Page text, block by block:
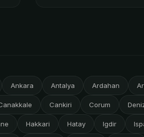
Ankara Antalya Ardahan
Cankiri Corum
Hakkari Hatay Igdir